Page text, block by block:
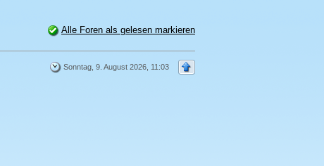
Alle Foren als gelesen markieren
Sonntag, 9. August 2026, 11:03